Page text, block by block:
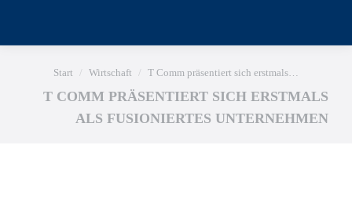
Sie befinden sich hier:
Start Wirtschaft T Comm präsentiert sich erstmals…
T COMM PRÄSENTIERT SICH ERSTMALS
ALS FUSIONIERTES UNTERNEHMEN